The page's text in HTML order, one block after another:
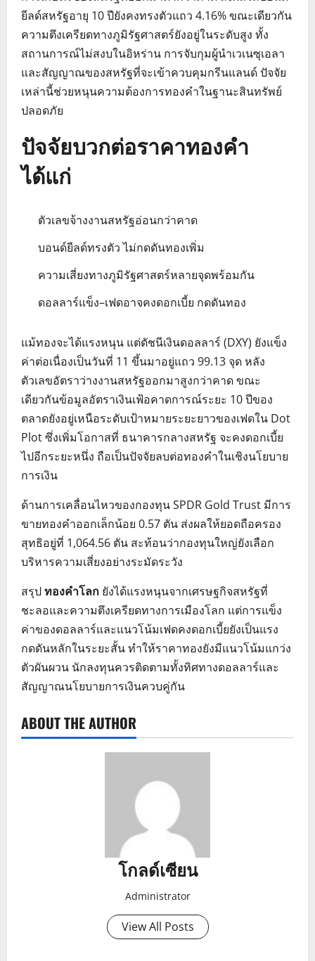
ยีลด์สหรัฐอายุ 10 ปียังคงทรงตัวแถว 4.16% ขณะเดียวกัน
ความตึงเครียดทางภูมิรัฐศาสตร์ยังอยู่ในระดับสูง ทั้ง
สถานการณ์ไม่สงบในอิหร่าน การจับกุมผู้นำเวเนซุเอลา
และสัญญาณของสหรัฐที่จะเข้าควบคุมกรีนแลนด์ ปัจจัย
เหล่านี้ช่วยหนุนความต้องการทองคำในฐานะสินทรัพย์
ปลอดภัย
ปัจจัยบวกต่อราคาทองคำ
ได้แก่
ตัวเลขจ้างงานสหรัฐอ่อนกว่าคาด
บอนด์ยีลด์ทรงตัว ไม่กดดันทองเพิ่ม
ความเสี่ยงทางภูมิรัฐศาสตร์หลายจุดพร้อมกัน
ดอลลาร์แข็ง–เฟดอาจคงดอกเบี้ย กดดันทอง
แม้ทองจะได้แรงหนุน แต่ดัชนีเงินดอลลาร์ (DXY) ยังแข็ง
ค่าต่อเนื่องเป็นวันที่ 11 ขึ้นมาอยู่แถว 99.13 จุด หลัง
ตัวเลขอัตราว่างงานสหรัฐออกมาสูงกว่าคาด ขณะ
เดียวกันข้อมูลอัตราเงินเฟ้อคาดการณ์ระยะ 10 ปีของ
ตลาดยังอยู่เหนือระดับเป้าหมายระยะยาวของเฟดใน Dot
Plot ซึ่งเพิ่มโอกาสที่ ธนาคารกลางสหรัฐ จะคงดอกเบี้ย
ไปอีกระยะหนึ่ง ถือเป็นปัจจัยลบต่อทองคำในเชิงนโยบาย
การเงิน
ด้านการเคลื่อนไหวของกองทุน SPDR Gold Trust มีการ
ขายทองคำออกเล็กน้อย 0.57 ตัน ส่งผลให้ยอดถือครอง
สุทธิอยู่ที่ 1,064.56 ตัน สะท้อนว่ากองทุนใหญ่ยังเลือก
บริหารความเสี่ยงอย่างระมัดระวัง
สรุปทองคำโลก ยังได้แรงหนุนจากเศรษฐกิจสหรัฐที่
ชะลอและความตึงเครียดทางการเมืองโลก แต่การแข็ง
ค่าของดอลลาร์และแนวโน้มเฟดคงดอกเบี้ยยังเป็นแรง
กดดันหลักในระยะสั้น ทำให้ราคาทองยังมีแนวโน้มแกว่ง
ตัวผันผวน นักลงทุนควรติดตามทั้งทิศทางดอลลาร์และ
สัญญาณนโยบายการเงินควบคู่กัน
ABOUT THE AUTHOR
โกลด์เซียน
Administrator
View All Posts